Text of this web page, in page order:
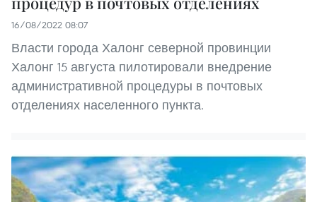
16/08/2022 08:07
Власти города Халонг северной провинции
Халонг 15 августа пилотировали внедрение
административной процедуры в почтовых
отделениях населенного пункта.